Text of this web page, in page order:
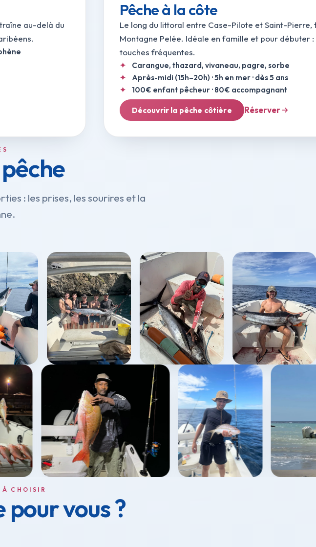
au-delà du
Pêche à la côte
Le long du littoral entre Case-Pilote et Saint-Pierre,
Montagne Pelée. Idéale en famille et pour débuter
touches fréquentes.
Carangue, thazard, vivaneau, pagre, sorbe
Après-midi (15h–20h) · 5h en mer · dès 5 ans
100€ enfant pêcheur · 80€ accompagnant
Découvrir la pêche côtière Réserver
: les prises, les sourires et la
À CHOISIR
vous ?